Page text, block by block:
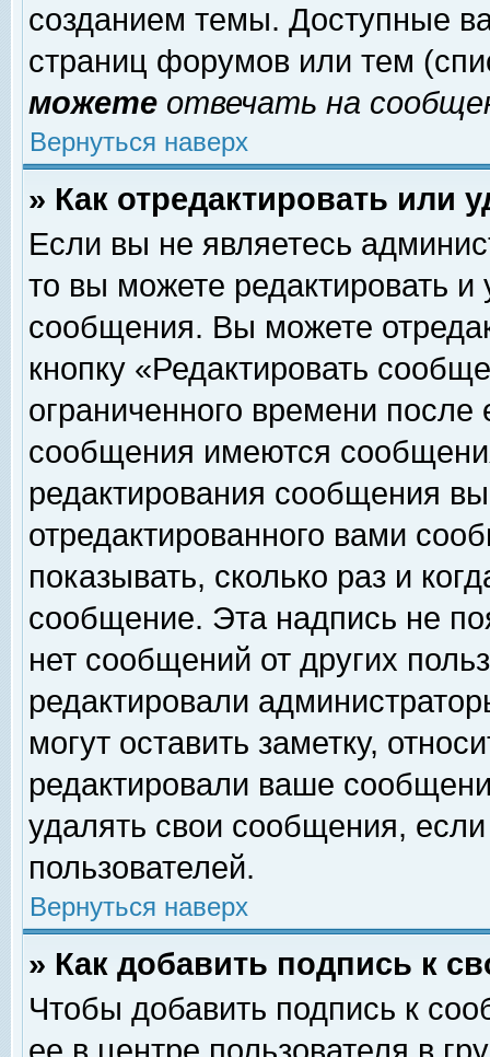
созданием темы. Доступные
страниц форумов или тем
можете отвечать на
Вернуться наверх
» Как отредактировать или
Если вы не являетесь
то вы можете редактировать и
сообщения. Вы можете
кнопку «Редактировать
ограниченного времени
сообщения имеются
редактирования сообщения
отредактированного вами
показывать, сколько раз и
сообщение. Эта надпись не
нет сообщений от других
редактировали
могут оставить заметку,
редактировали ваше
удалять свои сообщения,
пользователей.
Вернуться наверх
» Как добавить подпись к
Чтобы добавить подпись к